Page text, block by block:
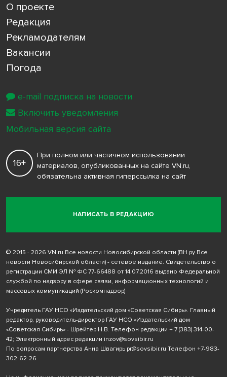
О проекте
Редакция
Рекламодателям
Вакансии
Погода
НАПИСАТЬ В РЕДАКЦИЮ
16+
При полном или частичном использовании
материалов, опубликованных на сайте VN.ru,
обязательна активная гиперссылка на сайт
© 2015 - 2026 VN.ru Все новости Новосибирской области (ВН.ру Все
новости Новосибирской области) - сетевое издание. Свидетельство о
регистрации СМИ ЭЛ № ФС 77-66488 от 14.07.2016 выдано Федеральной
службой по надзору в сфере связи, информационных технологий и
массовых коммуникаций (Роскомнадзор)
Учредитель ГАУ НСО «Издательский дом «Советская Сибирь». Главный
редактор, руководитель-директор ГАУ НСО «Издательский дом
«Советская Сибирь» - Шрейтер Н.В. Телефон редакции + 7 (383) 314-00-
42; Электронный адрес редакции inzov@sovsibir.ru
По вопросам партнерства Анна Швагирь pr@sovsibir.ru Телефон +7-983-
302-62-26
e-mail подписка на новости
Включить уведомления
Мобильная версия сайта